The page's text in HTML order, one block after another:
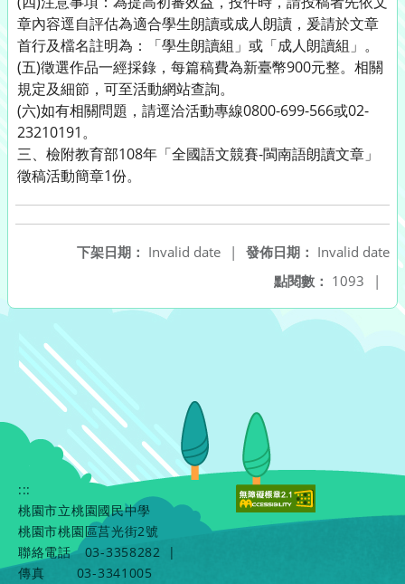
章內容逕自評估為適合學生朗讀或成人朗讀，爰請於文章
首行及檔名註明為：「學生朗讀組」或「成人朗讀組」。
(五)徵選作品一經採錄，每篇稿費為新臺幣900元整。相關
規定及細節，可至活動網站查詢。
(六)如有相關問題，請逕洽活動專線0800-699-566或02-
23210191。
三、檢附教育部108年「全國語文競賽-閩南語朗讀文章」
徵稿活動簡章1份。
發佈日期： Invalid date
下架日期： Invalid date
|
點閱數： 1093 |
:::
桃園市立桃園國民中學
桃園市桃園區莒光街2號
聯絡電話
03-3358282
|
傳真
03-3341005